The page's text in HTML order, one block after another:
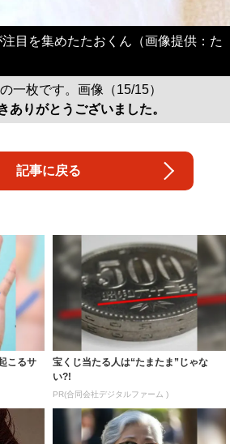
目を集めたたおくん（画像提供：た
一枚です。画像（15/15）
ありがとうございました。
記事に戻る
こるサ
宝くじ当たる人は“たまたま”じゃな
い?!
PR(合同会社デジタルファーム )